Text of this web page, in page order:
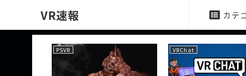
VR速報 カテ
PSVR VRChat